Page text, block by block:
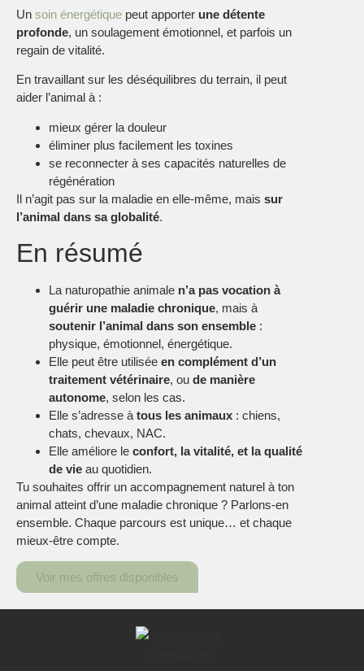
Un soin énergétique peut apporter une détente
profonde, un soulagement émotionnel, et parfois un
regain de vitalité.
En travaillant sur les déséquilibres du terrain, il peut
aider l’animal à :
mieux gérer la douleur
éliminer plus facilement les toxines
se reconnecter à ses capacités naturelles de
régénération
Il n’agit pas sur la maladie en elle-même, mais sur
l’animal dans sa globalité.
En résumé
La naturopathie animale n’a pas vocation à
guérir une maladie chronique, mais à
soutenir l’animal dans son ensemble :
physique, émotionnel, énergétique.
Elle peut être utilisée en complément d’un
traitement vétérinaire, ou de manière
autonome, selon les cas.
Elle s’adresse à tous les animaux : chiens,
chats, chevaux, NAC.
Elle améliore le confort, la vitalité, et la qualité
de vie au quotidien.
Tu souhaites offrir un accompagnement naturel à ton
animal atteint d’une maladie chronique ? Parlons-en
ensemble. Chaque parcours est unique… et chaque
mieux-être compte.
Voir mes offres disponibles